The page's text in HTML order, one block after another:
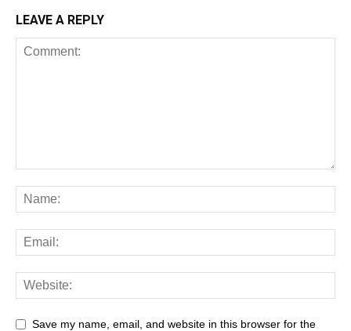
LEAVE A REPLY
Save my name, email, and website in this browser for the